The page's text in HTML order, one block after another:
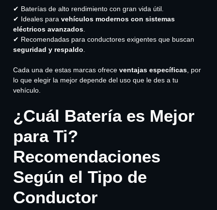
✔ Baterías de alto rendimiento con gran vida útil.
✔ Ideales para vehículos modernos con sistemas
eléctricos avanzados.
✔ Recomendadas para conductores exigentes que buscan
seguridad y respaldo
Cada una de estas marcas ofrece ventajas específicas, por
lo que elegir la mejor depende del uso que le des a tu
vehículo.
¿Cuál Batería es Mejor
para Ti?
Recomendaciones
Según el Tipo de
Conductor